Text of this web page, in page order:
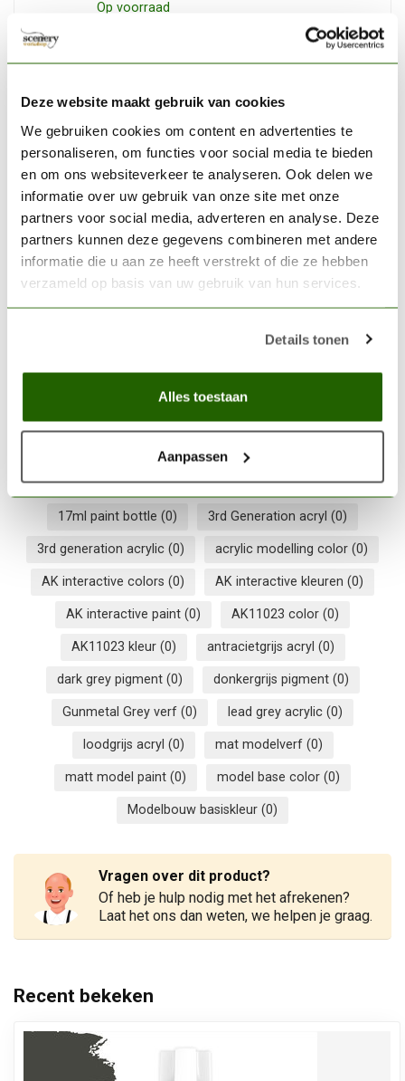
Deze website maakt gebruik van cookies
We gebruiken cookies om content en advertenties te
personaliseren, om functies voor social media te bieden
en om ons websiteverkeer te analyseren. Ook delen we
informatie over uw gebruik van onze site met onze
partners voor social media, adverteren en analyse. Deze
partners kunnen deze gegevens combineren met andere
informatie die u aan ze heeft verstrekt of die ze hebben
verzameld op basis van uw gebruik van hun services.
Details tonen
Alles toestaan
Aanpassen
Op voorraad
Yellow Acrylic Modelling
Colors - 17ml - AK11049
Op voorraad
AK INTERACTIVE
AK interactive Deep Red
Intense Modelling Colors -
17ml - AK11088
€2,75
17ml - AK11218
17ml paint bottle (0) 3rd Generation acryl (0)
3rd generation acrylic (0) acrylic modelling color (0)
AK interactive colors (0) AK interactive kleuren (0)
AK interactive paint (0) AK11023 color (0)
AK11023 kleur (0) antracietgrijs acryl (0)
dark grey pigment (0) donkergrijs pigment (0)
Gunmetal Grey verf (0) lead grey acrylic (0)
loodgrijs acryl (0) mat modelverf (0)
matt model paint (0) model base color (0)
Modelbouw basiskleur (0)
Vragen over dit product?
Of heb je hulp nodig met het afrekenen?
Laat het ons dan weten, we helpen je graag.
Recent bekeken